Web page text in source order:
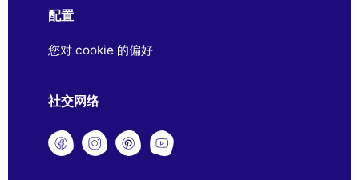
配置
您对 cookie 的偏好
社交网络